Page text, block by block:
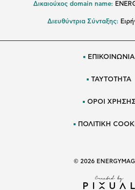
Δικαιούχος domain name:
Διευθύντρια Σύνταξης:
ΕΠΙΚΟΙΝΩΝΙΑ
ΤΑΥΤΟΤΗΤΑ
ΟΡΟΙ
ΠΟΛΙΤΙΚΗ
© 2026